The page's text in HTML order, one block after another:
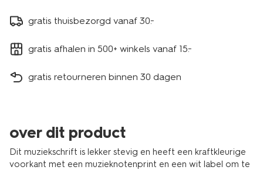
gratis thuisbezorgd vanaf 30.-
gratis afhalen in 500+ winkels vanaf 15.-
gratis retourneren binnen 30 dagen
over dit product
Dit muziekschrift is lekker stevig en heeft een kraftkleurige
voorkant met een muzieknotenprint en een wit label om te